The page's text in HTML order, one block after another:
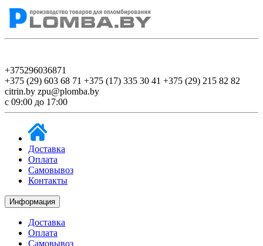
+375296036871
+375 (29) 603 68 71 +375 (17) 335 30 41 +375 (29) 215 82 82
citrin.by zpu@plomba.by
c 09:00 до 17:00
Доставка
Оплата
Самовывоз
Контакты
Информация
Доставка
Оплата
Самовывоз